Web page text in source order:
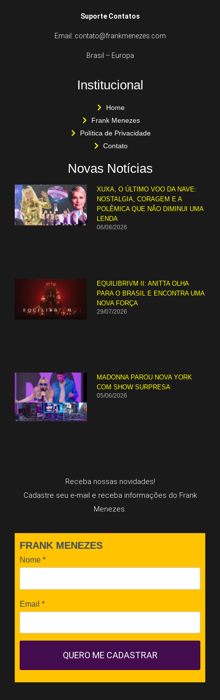
Suporte Contatos
Email: contato@frankmenezes.com
Brasil – Europa
Institucional
Home
Frank Menezes
Política de Privacidade
Contato
Novas Notícias
XUXA, O ÚLTIMO VOO DA NAVE:
NOSTALGIA, CORAGEM E A
POLÊMICA QUE NÃO DIMINUI UMA
LENDA
06/08/2026
EQUILIBRIVM II: ANITTA OLHA
PARA O BRASIL E ENCONTRA UMA
NOVA FORÇA
29/07/2026
MADONNA PAROU NOVA YORK
COM SHOW SURPRESA
05/06/2026
Receba nossas novidades!
Cadastre seu e-mail e receba informações do Frank
Menezes.
FRANK MENEZES
Nome *
Email *
QUERO ME CADASTRAR